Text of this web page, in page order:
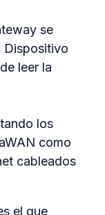
se
Dispositivo
leer la
los
como
cableados
el que